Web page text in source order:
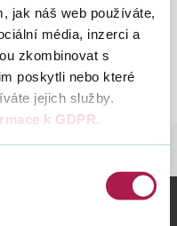
jak náš web používáte,
média, inzerci a
zkombinovat s
poskytli nebo které
jejich služby.
k GDPR.
daňového